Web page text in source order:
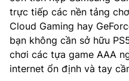
trực tiếp các nền tảng
Cloud Gaming hay
bạn không cần sở hữu
chơi các tựa game AAA
internet ổn định và tay